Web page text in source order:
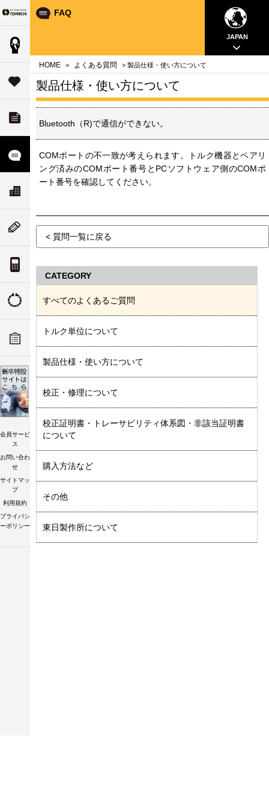
Your Torque Partner TOHNICHI
サポート
よくある質問
ニューストピックス
トルク単位の換算
トルクの由来
トルク講習会
会員サービ
ス
お問い合わ
せ
サイトマッ
プ
利用規約
プライバシ
ーポリシー
close
close
close
デ
ツリ
close
て
ティ
close
close
close FAQ
JAPAN
HOME > よくある質問 > 製品仕様・使い方について
製品仕様・使い方について
Bluetooth（R)で通信ができない。
COMポートの不一致が考えられます。トルク機器とペアリ
ング済みのCOMポート番号とPCソフトウェア側のCOMポ
ート番号を確認してください。
< 質問一覧に戻る
CATEGORY
すべてのよくあるご質問
トルク単位について
製品仕様・使い方について
校正・修理について
校正証明書・トレーサビリティ体系図・非該当証明書
について
購入方法など
その他
東日製作所について